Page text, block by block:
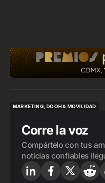
MARKETING, DOOH & MOVILIDAD
Corre la voz
Compártelo con tus
noticias confiables